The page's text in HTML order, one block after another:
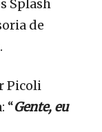
Splash
de
Picoli
“Gente, eu